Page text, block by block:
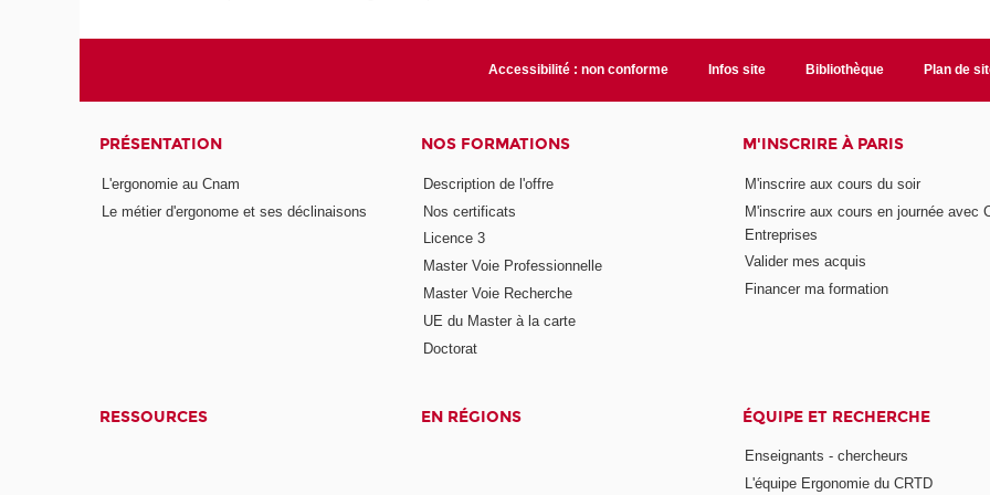
Accessibilité : non conforme Infos site Bibliothèque Plan de
PRÉSENTATION
L'ergonomie au Cnam
Le métier d'ergonome et ses déclinaisons
NOS FORMATIONS
Description de l'offre
Nos certificats
Licence 3
Master Voie Professionnelle
Master Voie Recherche
UE du Master à la carte
Doctorat
M'INSCRIRE À PARIS
M'inscrire aux cours du soir
M'inscrire aux cours en journée avec
Entreprises
Valider mes acquis
Financer ma formation
RESSOURCES EN RÉGIONS ÉQUIPE ET RECHERCHE
Enseignants - chercheurs
L'équipe Ergonomie du CRTD